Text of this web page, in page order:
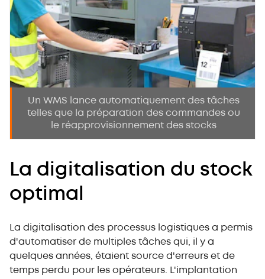
Un WMS lance automatiquement des tâches
telles que la préparation des commandes ou
le réapprovisionnement des stocks
La digitalisation du stock
optimal
La digitalisation des processus logistiques a permis
d'automatiser de multiples tâches qui, il y a
quelques années, étaient source d'erreurs et de
temps perdu pour les opérateurs. L'implantation